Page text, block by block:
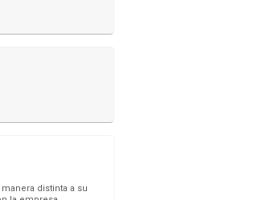
distinta a su